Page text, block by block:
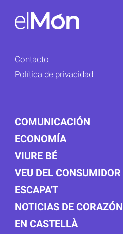
Contacto
Política de privacidad
COMUNICACIÓN
ECONOMÍA
VIURE BÉ
VEU DEL CONSUMIDOR
ESCAPA'T
NOTICIAS DE CORAZÓN
EN CASTELLÀ